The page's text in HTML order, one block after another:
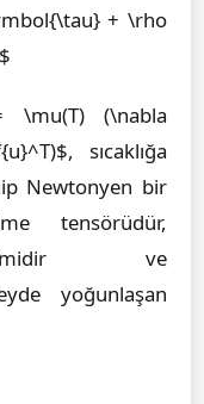
+ \rho
\mu(T) (\nabla
sıcaklığa
Newtonyen bir
tensörüdür,
ve
yoğunlaşan